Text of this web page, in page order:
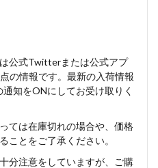
公式Twitterまたは公式アプ
の情報です。最新の入荷情報
知をONにしてお受け取りく
ては在庫切れの場合や、価格
ことをご了承ください。
分注意をしていますが、ご購